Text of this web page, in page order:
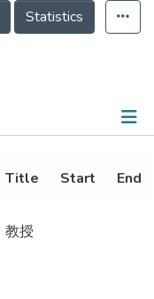
Statistics
Title Start End
教授